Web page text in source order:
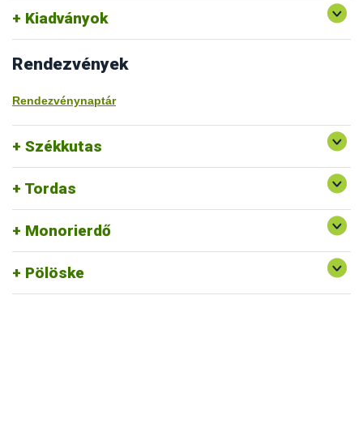
Kiadványok
Rendezvények
Rendezvénynaptár
Székkutas
Tordas
Monorierdő
Pölöske